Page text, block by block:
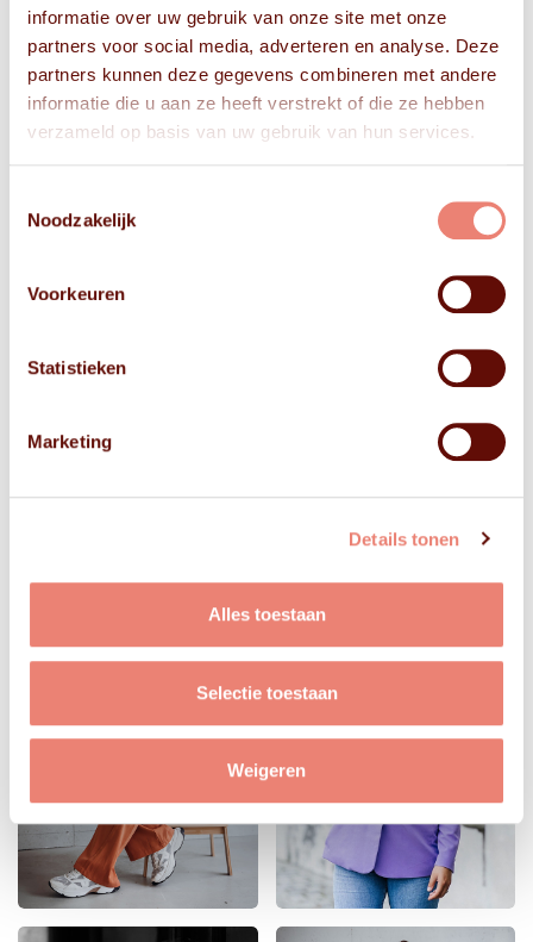
informatie over uw gebruik van onze site met onze
partners voor social media, adverteren en analyse. Deze
partners kunnen deze gegevens combineren met andere
informatie die u aan ze heeft verstrekt of die ze hebben
verzameld op basis van uw gebruik van hun services.
Noodzakelijk
Voorkeuren
Statistieken
Marketing
Details tonen
Alles toestaan
Selectie toestaan
Weigeren